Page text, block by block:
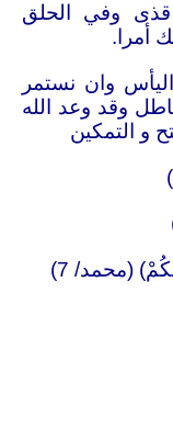
وفي الحلق
أمرا .
وان نستمر
وقد وعد الله
و التمكين
(محمد/ 7)